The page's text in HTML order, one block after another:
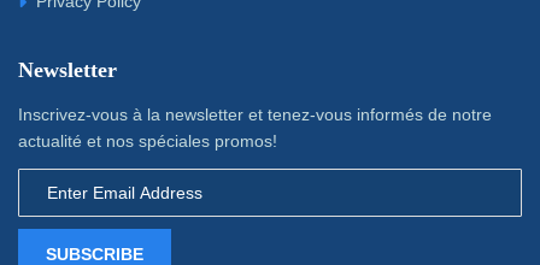
Newsletter
Inscrivez-vous à la newsletter et tenez-vous informés de notre
actualité et nos spéciales promos!
SUBSCRIBE